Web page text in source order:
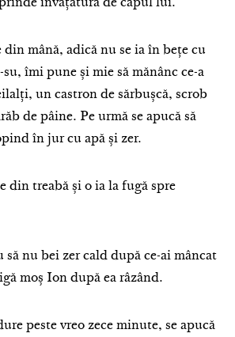
prinde învățătura de capul lui.
din mână, adică nu se ia în bețe cu
îmi pune și mie să mănânc ce-a
un castron de sărbușcă, scrob
de pâine. Pe urmă se apucă să
în jur cu apă și zer.
din treabă și o ia la fugă spre
să nu bei zer cald după ce-ai mâncat
moș Ion după ea râzând.
peste vreo zece minute, se apucă